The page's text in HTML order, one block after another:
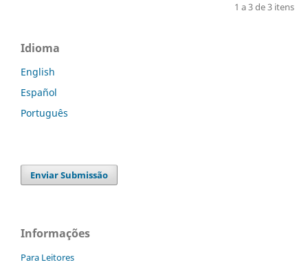
1 a 3 de 3 itens
Idioma
English
Español
Português
Enviar Submissão
Informações
Para Leitores